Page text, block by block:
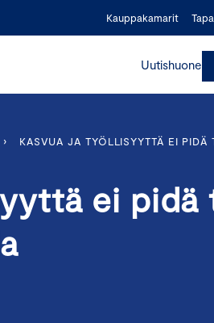
Kauppakamarit
Uutishuone
› KASVUA JA TYÖLLISYYTTÄ EI PIDÄ
ei pidä